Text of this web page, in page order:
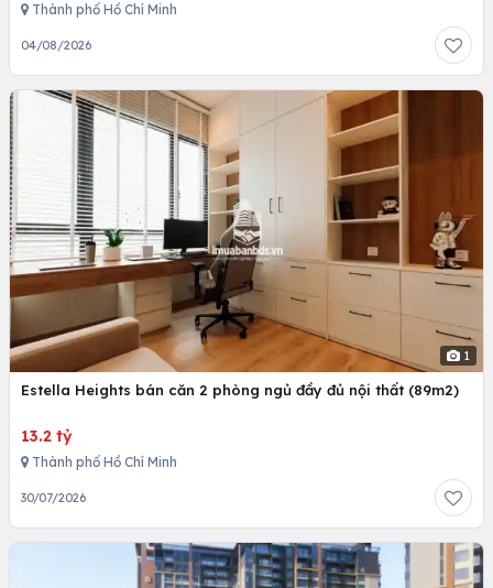
Thành phố Hồ Chí Minh
04/08/2026
1
Estella Heights bán căn 2 phòng ngủ đầy đủ nội thất (89m2)
13.2 tỷ
Thành phố Hồ Chí Minh
30/07/2026